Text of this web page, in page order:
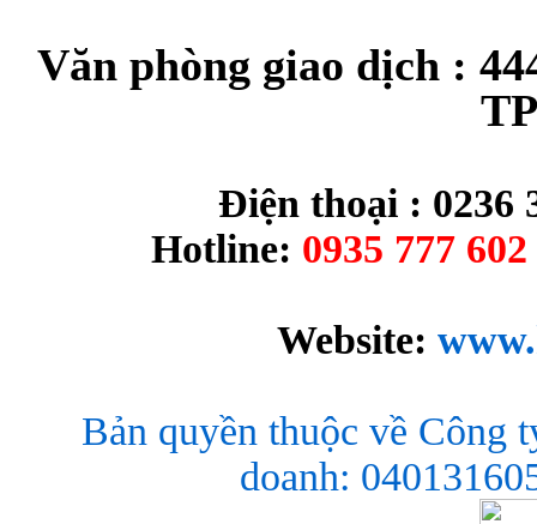
Văn phòng giao dịch :
Điện thoại : 0236
Hotline: 0935 777
Website:
Bản quyền thuộc về Công
doanh: